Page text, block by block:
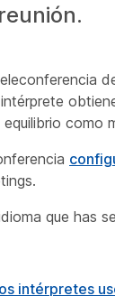
como
que has
intérpretes